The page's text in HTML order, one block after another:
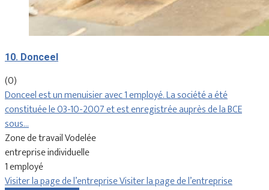
10. Donceel
(0)
Donceel est un menuisier avec 1 employé. La société a été
constituée le 03-10-2007 et est enregistrée auprès de la BCE
sous…
Zone de travail Vodelée
entreprise individuelle
1 employé
Visiter la page de l’entrepriseVisiter la page de l’entreprise